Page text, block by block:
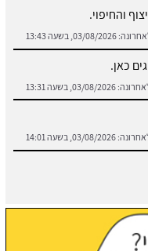
והחיפוי.
03/08/2026, בשעה 13:43
כאן.
03/08/2026, בשעה 13:31
03/08/2026, בשעה 14:01